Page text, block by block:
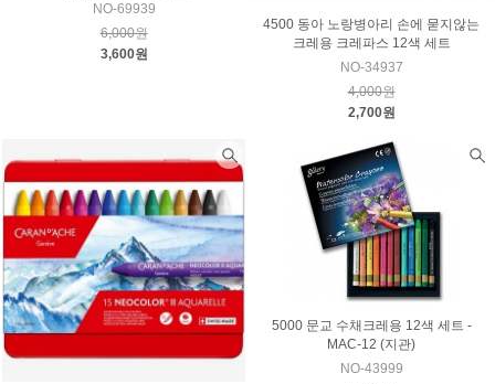
NO-69939
6,000원
3,600원
4500 동아 노랑병아리 손에 묻지않는
크레용 크레파스 12색 세트
NO-34937
4,000원
2,700원
5000 문교 수채크레용 12색 세트 -
MAC-12 (지관)
NO-43999